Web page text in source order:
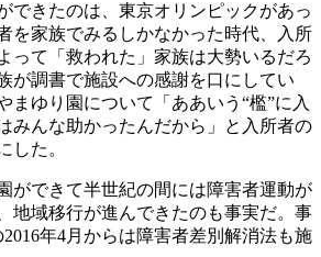
できたのは、東京オリンピックがあっ
を家族でみるしかなかった時代、入所
って「救われた」家族は大勢いるだろ
が調書で施設への感謝を口にしてい
まゆり園について「ああいう“檻”に入
みんな助かったんだから」と入所者の
した。
ができて半世紀の間には障害者運動が
地域移行が進んできたのも事実だ。事
年4月からは障害者差別解消法も施